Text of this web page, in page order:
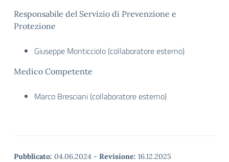
Responsabile del Servizio di Prevenzione e
Protezione
Giuseppe Monticciolo (collaboratore esterno)
Medico Competente
Marco Bresciani (collaboratore esterno)
Pubblicato: 04.06.2024 - Revisione: 16.12.2025